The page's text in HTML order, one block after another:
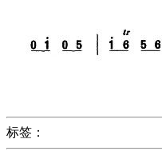
标签：